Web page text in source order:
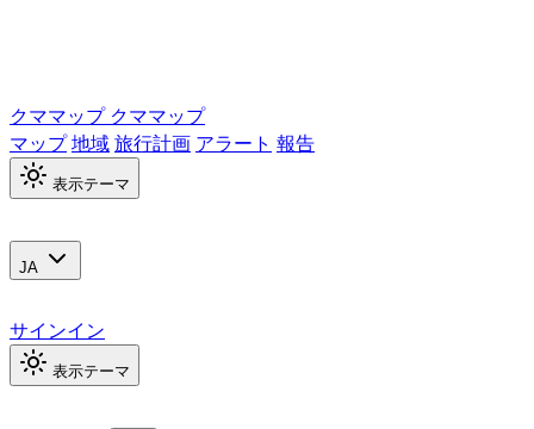
クママップ クママップ
マップ地域旅行計画 アラート 報告
表示テーマ
JA
サインイン
表示テーマ